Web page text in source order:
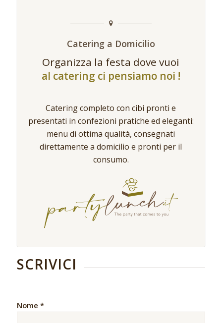
Catering a Domicilio
Organizza la festa dove vuoi
al catering ci pensiamo noi !
Catering completo con cibi pronti e
presentati in confezioni pratiche ed eleganti:
menu di ottima qualità, consegnati
direttamente a domicilio e pronti per il
consumo.
SCRIVICI
Nome *